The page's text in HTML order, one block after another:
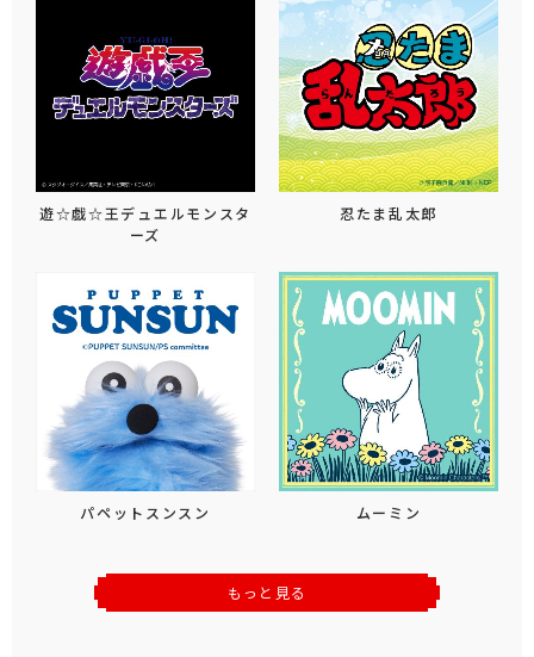
遊☆戯☆王デュエルモンスタ
ーズ
忍たま乱太郎
パペットスンスン ムーミン
もっと見る